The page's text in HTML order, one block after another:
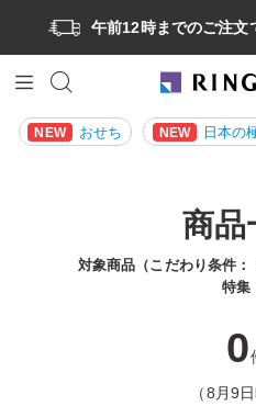
午前12時までのご注文
NEW おせち NEW 日本の
商品
対象商品（こだわり条件：
特集
0
（8月9